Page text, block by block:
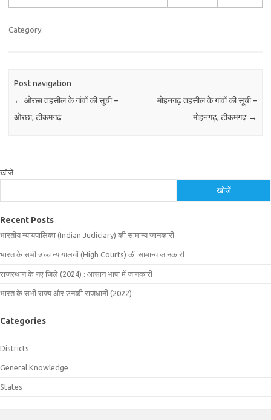
Category:
Post navigation
← ओरछा तहसील के गांवों की सूची –
ओरछा, टीकमगढ़
मोहनगढ़ तहसील के गांवों की सूची –
मोहनगढ़, टीकमगढ़ →
खोजें
खोजें
Recent Posts
भारतीय न्यायपालिका (Indian Judiciary) की सामान्य जानकारी
भारत के सभी उच्च न्यायालयों (High Courts) की सामान्य जानकारी
राजस्थान के नए जिले (2024) : आसान भाषा में जानकारी
भारत के सभी राज्य और उनकी राजधानी (2022)
Categories
Districts
General Knowledge
States